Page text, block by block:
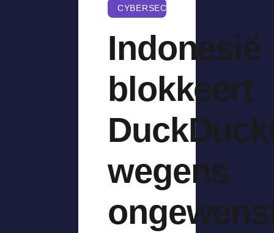
CYBERSECURITY
Indonesië
blokkeert
wegens